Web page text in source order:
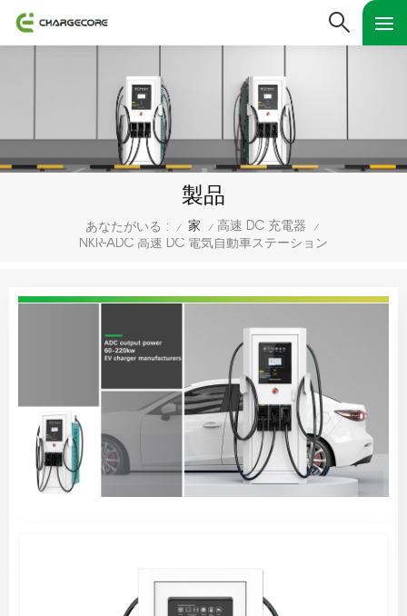
製品
あなたがいる : / 家 / 高速 DC 充電器 /
NKR-ADC 高速 DC 電気自動車ステーション